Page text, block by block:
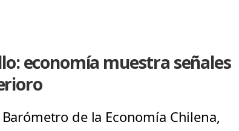
economía muestra señales
de la Economía Chilena,